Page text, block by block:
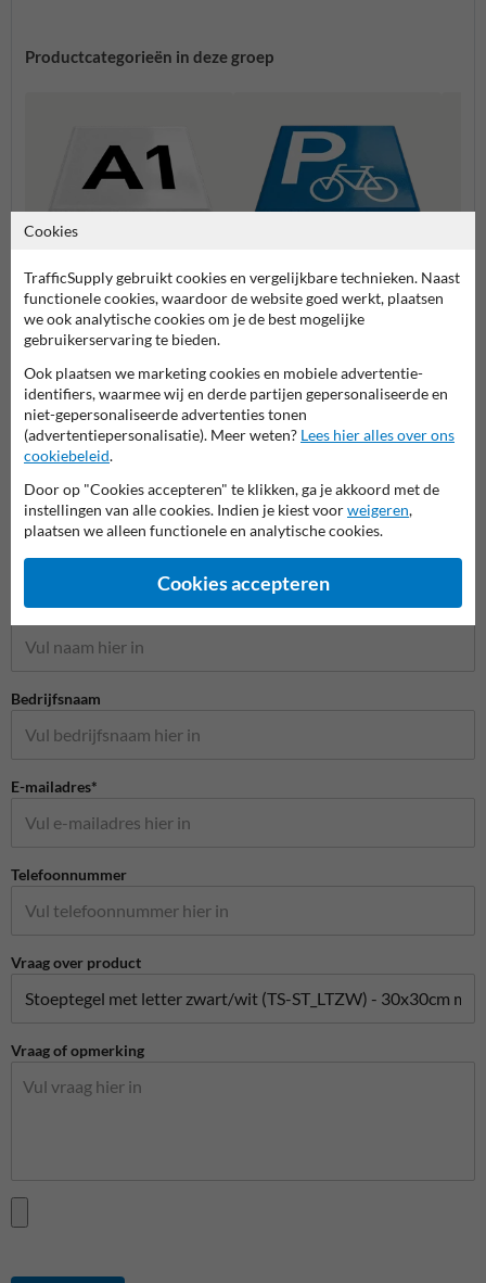
Productcategorieën in deze groep
Letter- en cijfertegels Parkeertegels
Stel je vraag aan Stoeptegelprint.nl
Naam*
Bedrijfsnaam
E-mailadres*
Telefoonnummer
Vraag over product
Vraag of opmerking
Cookies
TrafficSupply gebruikt cookies en vergelijkbare technieken. Naast
functionele cookies, waardoor de website goed werkt, plaatsen
we ook analytische cookies om je de best mogelijke
gebruikerservaring te bieden.
Ook plaatsen we marketing cookies en mobiele advertentie-
identifiers, waarmee wij en derde partijen gepersonaliseerde en
niet-gepersonaliseerde advertenties tonen
(advertentiepersonalisatie). Meer weten? Lees hier alles over ons
cookiebeleid.
Door op "Cookies accepteren" te klikken, ga je akkoord met de
instellingen van alle cookies. Indien je kiest voorweigeren,
plaatsen we alleen functionele en analytische cookies.
Cookies accepteren